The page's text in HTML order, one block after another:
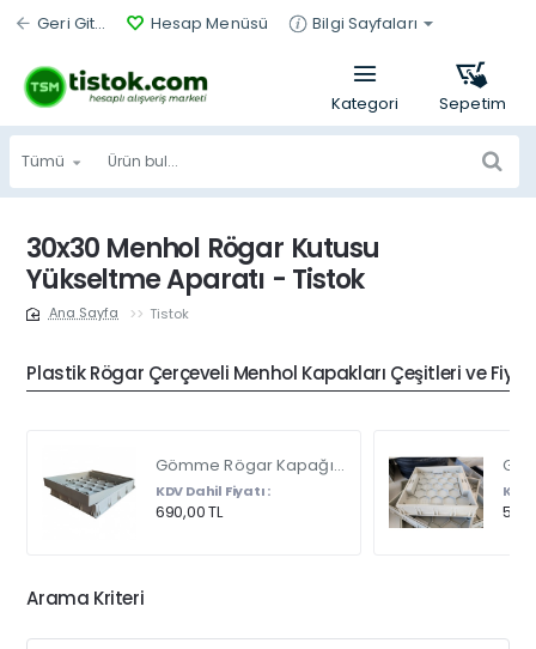
Geri Git... Hesap Menüsü Bilgi Sayfaları
Tümü
Ürün
bul...
30x30 Menhol Rögar Kutusu
Yükseltme Aparatı - Tistok
Tistok
Plastik Rögar Çerçeveli Menhol Kapakları Çeşitleri ve
Gömme Rögar Kapağı - Seramik - Fayans Ve Mermer Zeminlerde - Gizli Çerçeve Kapak Çift Kulplu 45 X 45
KDV Dahil Fiyatı :
690,00 TL
KDV
Arama Kriteri